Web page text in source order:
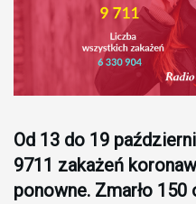
Od 13 do 19
9711 zakażeń
ponowne. Zmarło